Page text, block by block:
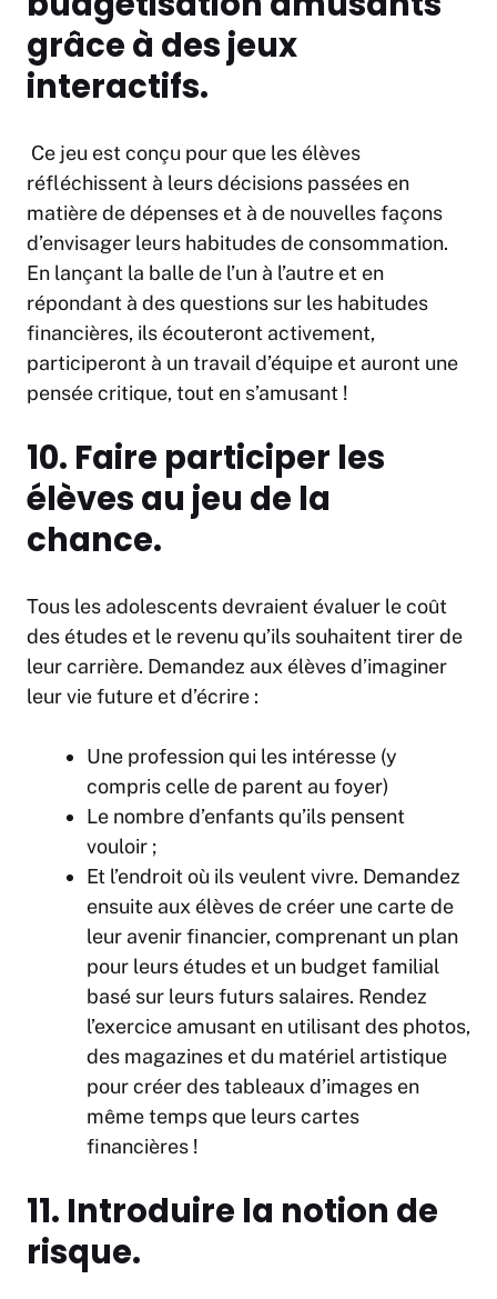
grâce à des jeux
interactifs.
Ce jeu est conçu pour que les élèves
réfléchissent à leurs décisions passées en
matière de dépenses et à de nouvelles façons
d’envisager leurs habitudes de consommation.
En lançant la balle de l’un à l’autre et en
répondant à des questions sur les habitudes
financières, ils écouteront activement,
participeront à un travail d’équipe et auront une
pensée critique, tout en s’amusant !
10. Faire participer les
élèves au jeu de la
chance.
Tous les adolescents devraient évaluer le coût
des études et le revenu qu’ils souhaitent tirer de
leur carrière. Demandez aux élèves d’imaginer
leur vie future et d’écrire :
Une profession qui les intéresse (y
compris celle de parent au foyer)
Le nombre d’enfants qu’ils pensent
vouloir ;
Et l’endroit où ils veulent vivre. Demandez
ensuite aux élèves de créer une carte de
leur avenir financier, comprenant un plan
pour leurs études et un budget familial
basé sur leurs futurs salaires. Rendez
l’exercice amusant en utilisant des photos,
des magazines et du matériel artistique
pour créer des tableaux d’images en
même temps que leurs cartes
financières !
11. Introduire la notion de
risque.